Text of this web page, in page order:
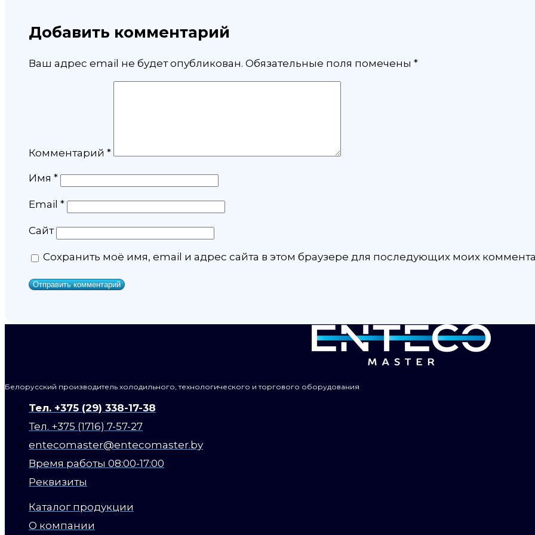
Добавить комментарий
Ваш адрес email не будет опубликован. Обязательные поля помечены *
Комментарий *
Имя *
Email *
Сайт
Сохранить моё имя, email и адрес сайта в этом браузере для последующих моих
Белорусский производитель холодильного, технологического и торгового оборудования
Тел. +375 (29) 338-17-38
Тел. +375 (1716) 7-57-27
entecomaster@entecomaster.by
Время работы 08:00-17:00
Реквизиты
Каталог продукции
О компании